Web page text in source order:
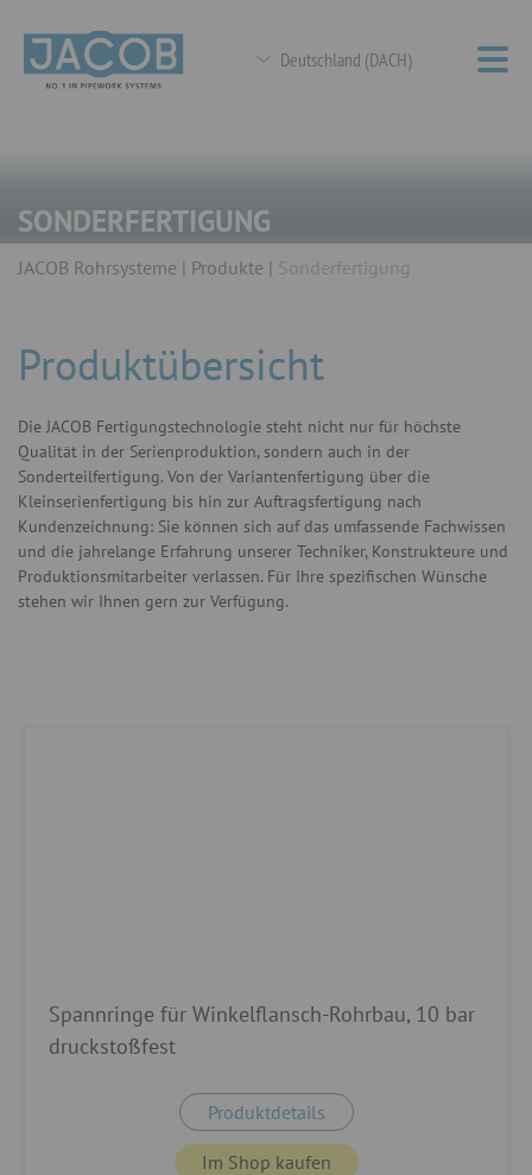
Deutschland (DACH)
SONDERFERTIGUNG
JACOB Rohrsysteme Produkte Sonderfertigung
Produktübersicht
Die JACOB Fertigungstechnologie steht nicht nur für höchste
Qualität in der Serienproduktion, sondern auch in der
Sonderteilfertigung. Von der Variantenfertigung über die
Kleinserienfertigung bis hin zur Auftragsfertigung nach
Kundenzeichnung: Sie können sich auf das umfassende Fachwissen
und die jahrelange Erfahrung unserer Techniker, Konstrukteure und
Produktionsmitarbeiter verlassen. Für Ihre spezifischen Wünsche
stehen wir Ihnen gern zur Verfügung.
Spannringe für Winkelflansch-Rohrbau, 10 bar
druckstoßfest
Produktdetails
Im Shop kaufen